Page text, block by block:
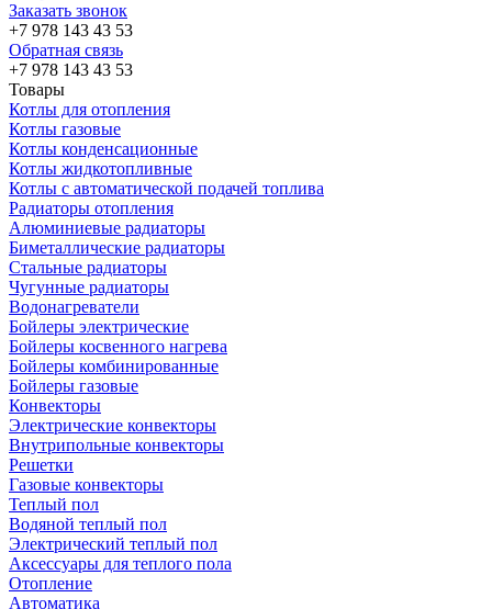
Заказать звонок
+7 978 143 43 53
Обратная связь
+7 978 143 43 53
Товары
Котлы для отопления
Котлы газовые
Котлы конденсационные
Котлы жидкотопливные
Котлы с автоматической подачей топлива
Радиаторы отопления
Алюминиевые радиаторы
Биметаллические радиаторы
Стальные радиаторы
Чугунные радиаторы
Водонагреватели
Бойлеры электрические
Бойлеры косвенного нагрева
Бойлеры комбинированные
Бойлеры газовые
Конвекторы
Электрические конвекторы
Внутрипольные конвекторы
Решетки
Газовые конвекторы
Теплый пол
Водяной теплый пол
Электрический теплый пол
Аксессуары для теплого пола
Отопление
Автоматика